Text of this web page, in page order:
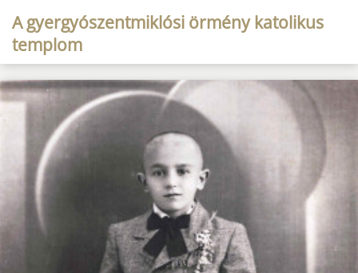
A gyergyószentmiklósi örmény katolikus
templom